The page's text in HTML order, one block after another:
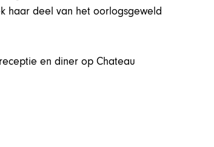
haar deel van het oorlogsgeweld
en diner op Chateau